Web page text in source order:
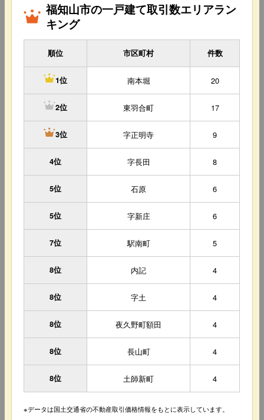
福知山市の一戸建て取引数エリアラン
キング
順位 市区町村 件数
1位 南本堀 20
2位 東羽合町 17
3位 字正明寺 9
4位 字長田 8
5位 石原 6
5位 字新庄 6
7位 駅南町 5
8位 内記 4
8位 字土 4
8位 夜久野町額田 4
8位 長山町 4
8位 土師新町 4
※データは国土交通省の不動産取引価格情報をもとに表示しています。